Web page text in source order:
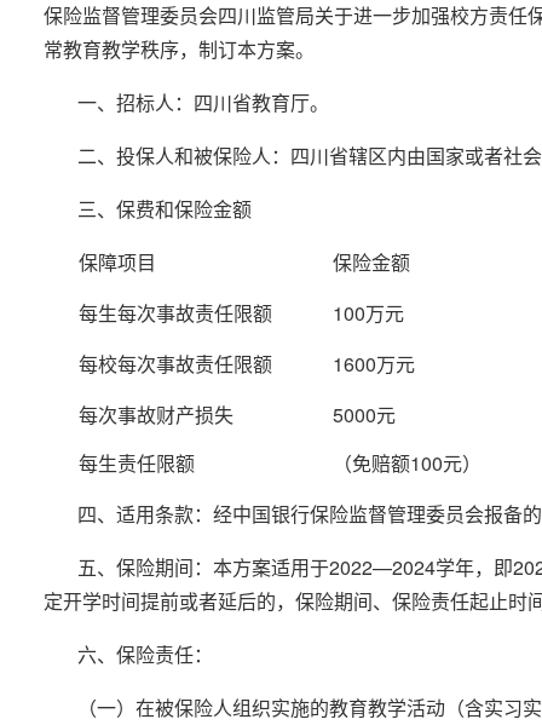
保险监督管理委员会四川监管局关于进一步加强校方责
常教育教学秩序，制订本方案。
一、招标人：四川省教育厅。
二、投保人和被保险人：四川省辖区内由国家或者社
三、保费和保险金额
保障项目
保险金额
每生每次事故责任限额
100万元
每校每次事故责任限额
1600万元
每次事故财产损失
每生责任限额
5000元
（免赔额100元）
四、适用条款：经中国银行保险监督管理委员会报备
五、保险期间：本方案适用于2022—2024学年，即
定开学时间提前或者延后的，保险期间、保险责任起止
六、保险责任：
（一）在被保险人组织实施的教育教学活动（含实